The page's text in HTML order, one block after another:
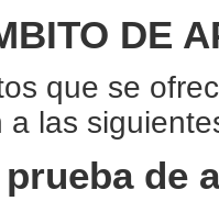
DE
que se
a las
de